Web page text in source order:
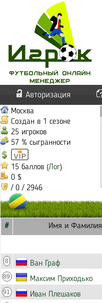
Авторизация
Москва
Создан в 1 сезоне
25 игроков
57 % сыгранности
15 баллов (Лог)
0 $
/ 0 / 2946
# Имя и Фамилия
8 Ван Граф
89 Максим Приходько
91 Иван Плешаков